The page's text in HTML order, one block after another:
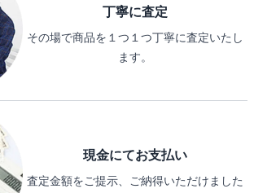
丁寧に査定
その場で商品を１つ１つ丁寧に査定いたし
ます。
現金にてお支払い
査定金額をご提示、ご納得いただけました